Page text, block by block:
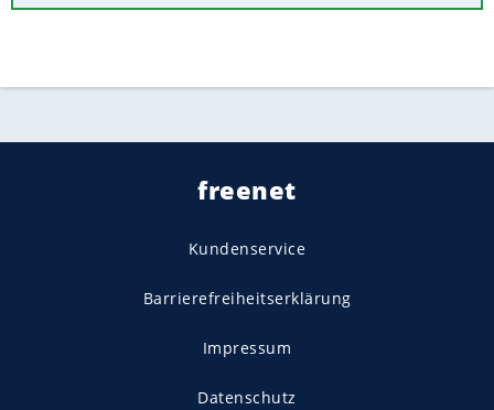
freenet
Kundenservice
Barrierefreiheitserklärung
Impressum
Datenschutz